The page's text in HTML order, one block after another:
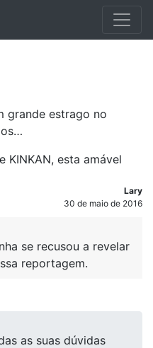
grande estrago no
KINKAN, esta amável
Lary
30 de maio de 2016
se recusou a revelar
reportagem.
as suas dúvidas